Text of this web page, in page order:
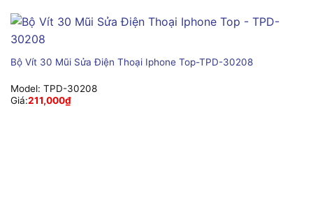
Bộ Vít 30 Mũi Sửa Điện Thoại Iphone Top-TPD-30208
Model: TPD-30208
Giá:211,000₫